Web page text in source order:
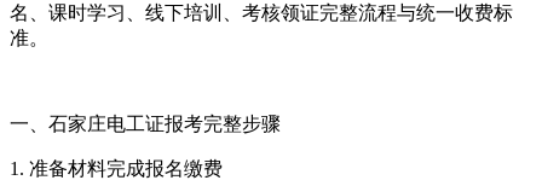
名、课时学习、线下培训、考核领证完整流程与统一收费标
准。
一、石家庄电工证报考完整步骤
1. 准备材料完成报名缴费